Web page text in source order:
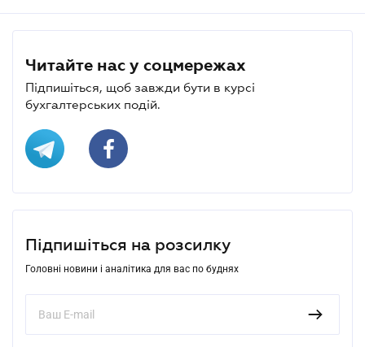
Читайте нас у соцмережах
Підпишіться, щоб завжди бути в курсі
бухгалтерських подій.
Підпишіться на розсилку
Головні новини і аналітика для вас по буднях